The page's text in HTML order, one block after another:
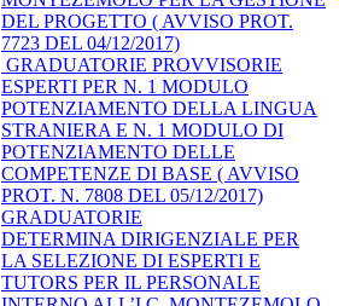
DEL PROGETTO ( AVVISO PROT.
7723 DEL 04/12/2017)
​ GRADUATORIE PROVVISORIE
ESPERTI PER N. 1 MODULO
POTENZIAMENTO DELLA LINGUA
STRANIERA E N. 1 MODULO DI
POTENZIAMENTO DELLE
COMPETENZE DI BASE ( AVVISO
PROT. N. 7808 DEL 05/12/2017)
GRADUATORIE
DETERMINA DIRIGENZIALE PER
LA SELEZIONE DI ESPERTI E
TUTORS PER IL PERSONALE